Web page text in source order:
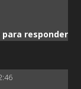
para responder